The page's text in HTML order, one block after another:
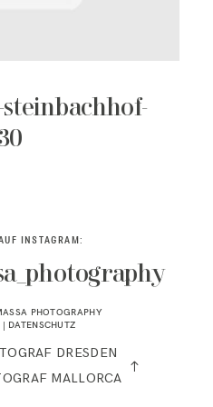
INSTAGRAM:
PHOTOGRAPHY
| DATENSCHUTZ
DRESDEN
MALLORCA